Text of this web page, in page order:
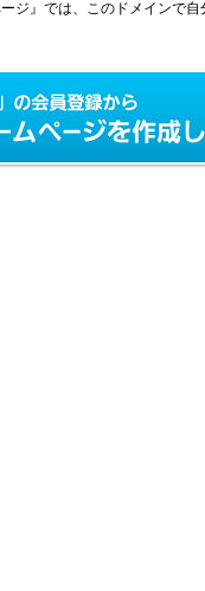
ジ』では、このドメインで